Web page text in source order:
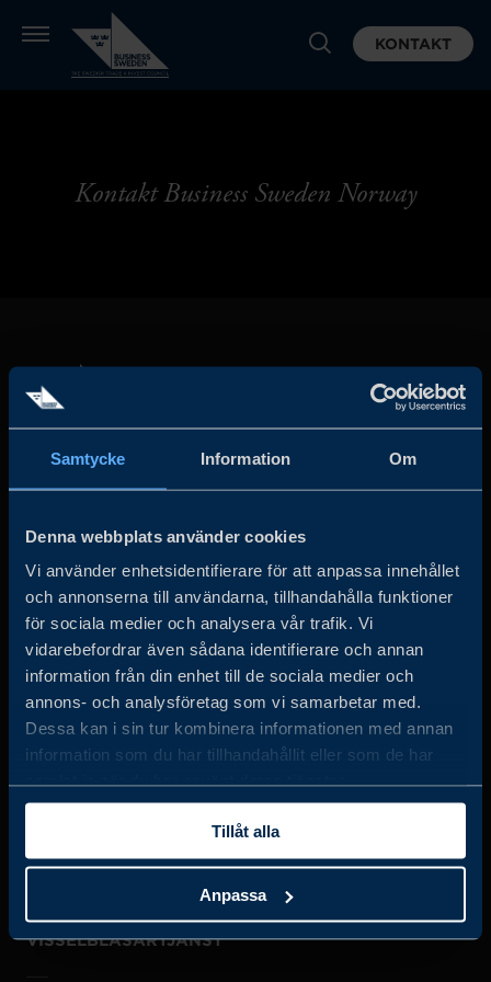
Samtycke Information Om
Denna webbplats använder cookies
Vi använder enhetsidentifierare för att anpassa innehållet
och annonserna till användarna, tillhandahålla funktioner
för sociala medier och analysera vår trafik. Vi
vidarebefordrar även sådana identifierare och annan
information från din enhet till de sociala medier och
annons- och analysföretag som vi samarbetar med.
Dessa kan i sin tur kombinera informationen med annan
information som du har tillhandahållit eller som de har
samlat in när du har använt deras tjänster.
Tillåt alla
Anpassa
KONTAKT
Kontakt Business Sweden Norway
det privata näringslivet för att hjälpa svenska företag att
öka sin globala försäljning och internationella företag att
investera och expandera i Sverige.
JOBBA HOS OSS
OM OSS
VISSELBLÅSARTJÄNST